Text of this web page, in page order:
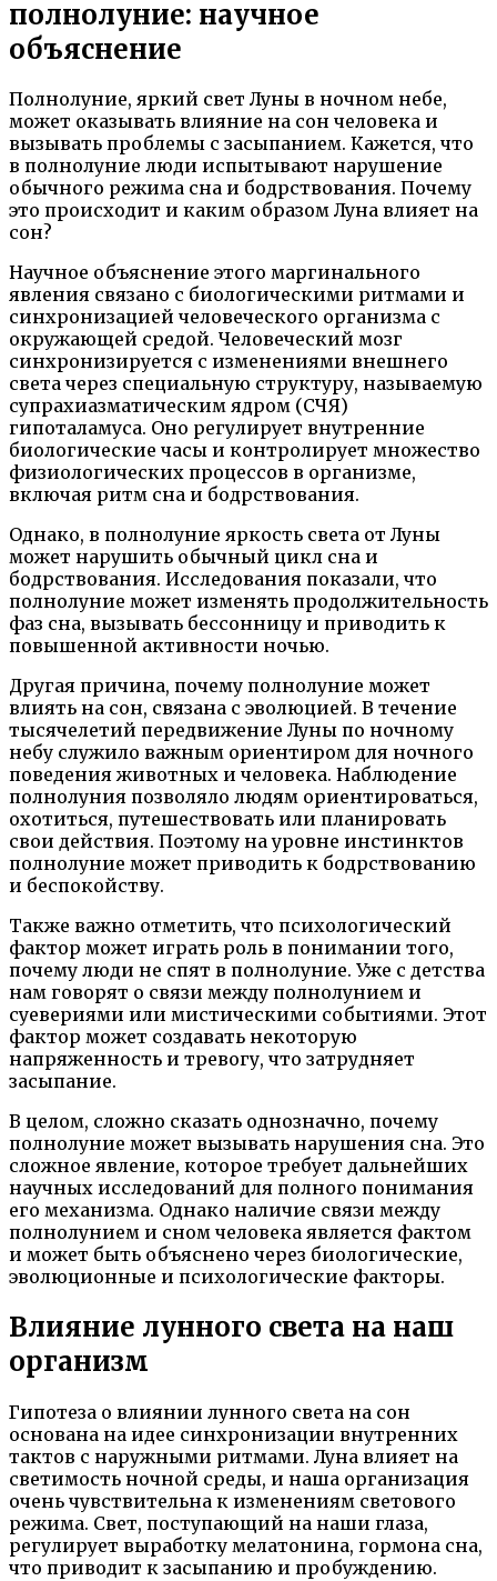
полнолуние: научное
объяснение
Полнолуние, яркий свет Луны в ночном небе,
может оказывать влияние на сон человека и
вызывать проблемы с засыпанием. Кажется, что
в полнолуние люди испытывают нарушение
обычного режима сна и бодрствования. Почему
это происходит и каким образом Луна влияет на
сон?
Научное объяснение этого маргинального
явления связано с биологическими ритмами и
синхронизацией человеческого организма с
окружающей средой. Человеческий мозг
синхронизируется с изменениями внешнего
света через специальную структуру, называемую
супрахиазматическим ядром (СЧЯ)
гипоталамуса. Оно регулирует внутренние
биологические часы и контролирует множество
физиологических процессов в организме,
включая ритм сна и бодрствования.
Однако, в полнолуние яркость света от Луны
может нарушить обычный цикл сна и
бодрствования. Исследования показали, что
полнолуние может изменять продолжительность
фаз сна, вызывать бессонницу и приводить к
повышенной активности ночью.
Другая причина, почему полнолуние может
влиять на сон, связана с эволюцией. В течение
тысячелетий передвижение Луны по ночному
небу служило важным ориентиром для ночного
поведения животных и человека. Наблюдение
полнолуния позволяло людям ориентироваться,
охотиться, путешествовать или планировать
свои действия. Поэтому на уровне инстинктов
полнолуние может приводить к бодрствованию
и беспокойству.
Также важно отметить, что психологический
фактор может играть роль в понимании того,
почему люди не спят в полнолуние. Уже с детства
нам говорят о связи между полнолунием и
суевериями или мистическими событиями. Этот
фактор может создавать некоторую
напряженность и тревогу, что затрудняет
засыпание.
В целом, сложно сказать однозначно, почему
полнолуние может вызывать нарушения сна. Это
сложное явление, которое требует дальнейших
научных исследований для полного понимания
его механизма. Однако наличие связи между
полнолунием и сном человека является фактом
и может быть объяснено через биологические,
эволюционные и психологические факторы.
Влияние лунного света на наш
организм
Гипотеза о влиянии лунного света на сон
основана на идее синхронизации внутренних
тактов с наружными ритмами. Луна влияет на
светимость ночной среды, и наша организация
очень чувствительна к изменениям светового
режима. Свет, поступающий на наши глаза,
регулирует выработку мелатонина, гормона сна,
что приводит к засыпанию и пробуждению.